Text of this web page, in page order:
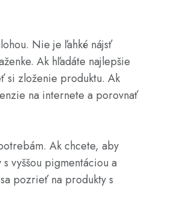
Nie je ľahké nájsť
Ak hľadáte najlepšie
si zloženie produktu. Ak
na internete a porovnať
Ak chcete, aby
vyššou pigmentáciou a
pozrieť na produkty s